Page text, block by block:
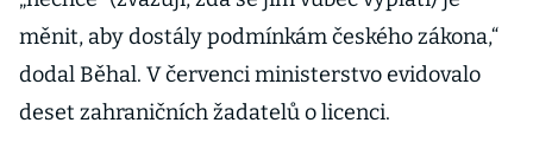
měnit, aby dostály podmínkám českého zákona,“
dodal Běhal. V červenci ministerstvo evidovalo
deset zahraničních žadatelů o licenci.